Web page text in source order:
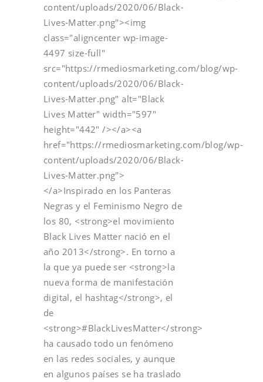
content/uploads/2020/06/Black-
Lives-Matter.png"><img
class="aligncenter wp-image-
4497 size-full"
src="https://rmediosmarketing.com/blog/wp-
content/uploads/2020/06/Black-
Lives-Matter.png" alt="Black
Lives Matter" width="597"
height="442" /></a><a
href="https://rmediosmarketing.com/blog/wp-
content/uploads/2020/06/Black-
Lives-Matter.png">
</a>Inspirado en los Panteras
Negras y el Feminismo Negro de
los 80, <strong>el movimiento
Black Lives Matter nació en el
año 2013</strong>. En torno a
la que ya puede ser <strong>la
nueva forma de manifestación
digital, el hashtag</strong>, el
de
<strong>#BlackLivesMatter</strong>
ha causado todo un fenómeno
en las redes sociales, y aunque
en algunos países se ha traslado